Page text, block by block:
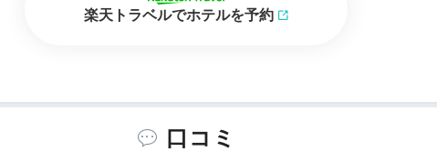
楽天トラベルでホテルを予約
口コミ